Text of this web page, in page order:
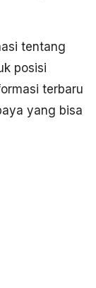
tentang
posisi
terbaru
yang bisa